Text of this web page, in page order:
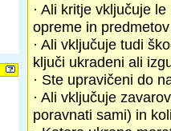
· Ali kritje vključuje
opreme in
· Ali vključuje tudi
ključi ukradeni ali
· Ste upravičeni do
· Ali vključuje
poravnati sami) in